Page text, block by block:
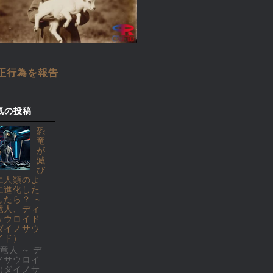
行為を報告
の投稿
恐
竜
が
滅
び
人類のよ
進化した
たら？ ～
人、ディ
ウロイド
イノサウ
）
人 ～ デ
サウロイ
ダイノサ